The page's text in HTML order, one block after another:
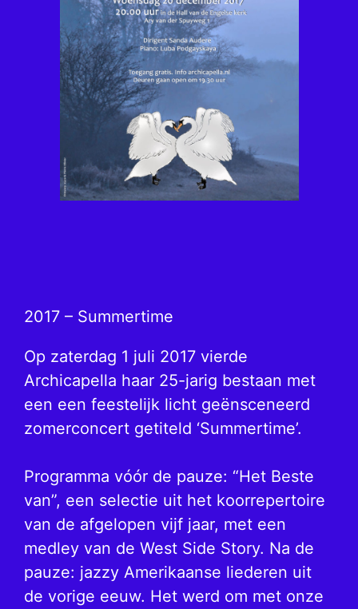
2017 – Summertime
Op zaterdag 1 juli 2017 vierde
Archicapella haar 25-jarig bestaan met
een een feestelijk licht geënsceneerd
zomerconcert getiteld ‘Summertime’.
Programma vóór de pauze: “Het Beste
van”, een selectie uit het koorrepertoire
van de afgelopen vijf jaar, met een
medley van de West Side Story. Na de
pauze: jazzy Amerikaanse liederen uit
de vorige eeuw. Het werd om met onze